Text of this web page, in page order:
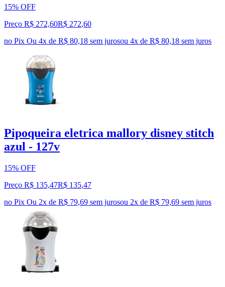
15% OFF
Preço R$ 272,60R$ 272,60
no Pix Ou 4x de R$ 80,18 sem jurosou 4x de R$ 80,18 sem juros
Pipoqueira eletrica mallory disney stitch
azul - 127v
15% OFF
Preço R$ 135,47R$ 135,47
no Pix Ou 2x de R$ 79,69 sem jurosou 2x de R$ 79,69 sem juros